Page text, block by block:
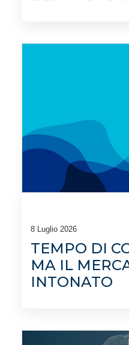
8 Luglio 2026
TEMPO DI
MA IL
INTONATO